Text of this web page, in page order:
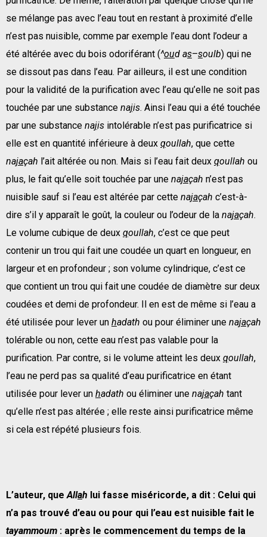
se mélange pas avec l’eau tout en restant à proximité d’elle
n’est pas nuisible, comme par exemple l’eau dont l’odeur a
été altérée avec du bois odoriférant (^oud as–soulb) qui ne
se dissout pas dans l’eau. Par ailleurs, il est une condition
pour la validité de la purification avec l’eau qu’elle ne soit pas
touchée par une substance najis. Ainsi l’eau qui a été touchée
par une substance najis intolérable n’est pas purificatrice si
elle est en quantité inférieure à deux qoullah, que cette
najaçah l’ait altérée ou non. Mais si l’eau fait deux qoullah ou
plus, le fait qu’elle soit touchée par une najaçah n’est pas
nuisible sauf si l’eau est altérée par cette najaçah c’est-à-
dire s’il y apparaît le goût, la couleur ou l’odeur de la najaçah.
Le volume cubique de deux qoullah, c’est ce que peut
contenir un trou qui fait une coudée un quart en longueur, en
largeur et en profondeur ; son volume cylindrique, c’est ce
que contient un trou qui fait une coudée de diamètre sur deux
coudées et demi de profondeur. Il en est de même si l’eau a
été utilisée pour lever un hadath ou pour éliminer une najaçah
tolérable ou non, cette eau n’est pas valable pour la
purification. Par contre, si le volume atteint les deux qoullah,
l’eau ne perd pas sa qualité d’eau purificatrice en étant
utilisée pour lever un hadath ou éliminer une najaçah tant
qu’elle n’est pas altérée ; elle reste ainsi purificatrice même
si cela est répété plusieurs fois.
L’auteur, queAllah lui fasse miséricorde, a dit : Celui qui
n’a pas trouvé d’eau ou pour qui l’eau est nuisible fait le
tayammoum : après le commencement du temps de la